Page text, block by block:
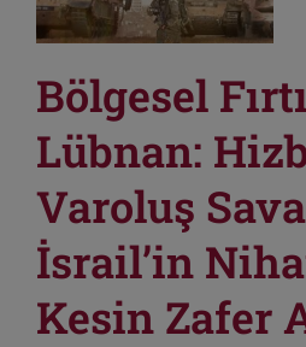
Bölgesel
Lübnan:
Varoluş
İsrail’in
Kesin Zafer